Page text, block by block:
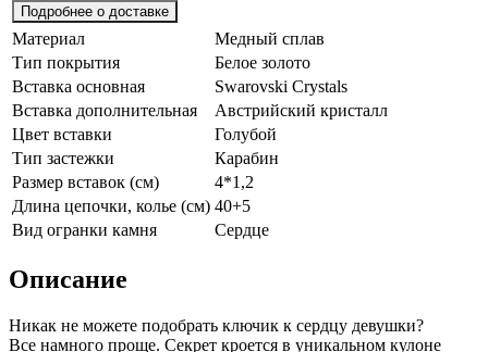
Подробнее о доставке
Материал
Медный сплав
Тип покрытия
Белое золото
Вставка основная
Swarovski Crystals
Вставка дополнительная
Австрийский кристалл
Цвет вставки
Голубой
Тип застежки
Карабин
Размер вставок (см)
4*1,2
Длина цепочки, колье (см) 40+5
Вид огранки камня
Сердце
Описание
Никак не можете подобрать ключик к сердцу девушки?
Все намного проще. Секрет кроется в уникальном кулоне